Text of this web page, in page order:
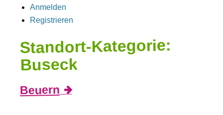
Anmelden
Registrieren
Standort-Kategorie:
Buseck
Beuern